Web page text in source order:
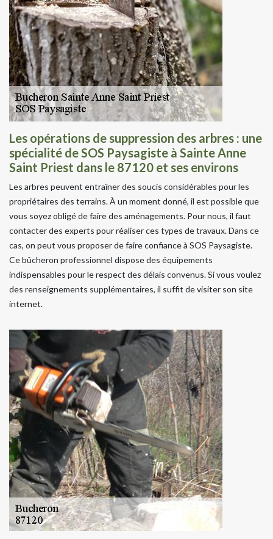
Les opérations de suppression des arbres : une
spécialité de SOS Paysagiste à Sainte Anne
Saint Priest dans le 87120 et ses environs
Les arbres peuvent entraîner des soucis considérables pour les
propriétaires des terrains. À un moment donné, il est possible que
vous soyez obligé de faire des aménagements. Pour nous, il faut
contacter des experts pour réaliser ces types de travaux. Dans ce
cas, on peut vous proposer de faire confiance à SOS Paysagiste.
Ce bûcheron professionnel dispose des équipements
indispensables pour le respect des délais convenus. Si vous voulez
des renseignements supplémentaires, il suffit de visiter son site
internet.